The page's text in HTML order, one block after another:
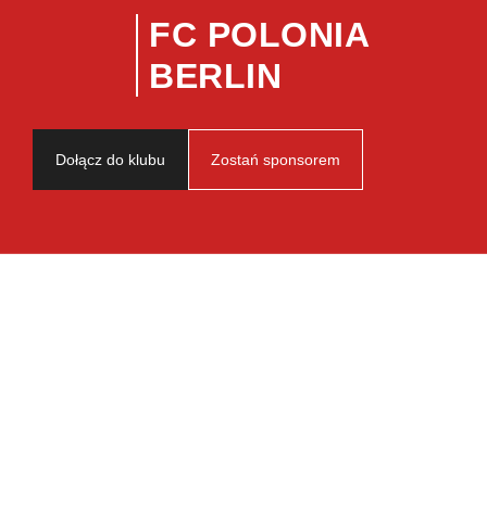
FC POLONIA
BERLIN
Dołącz do klubu Zostań sponsorem